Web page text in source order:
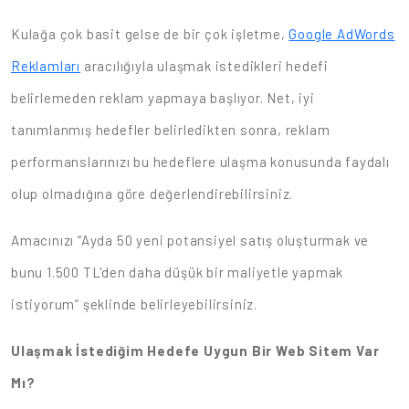
Kulağa çok basit gelse de bir çok işletme,Google AdWords
Reklamları aracılığıyla ulaşmak istedikleri hedefi
belirlemeden reklam yapmaya başlıyor. Net, iyi
tanımlanmış hedefler belirledikten sonra, reklam
performanslarınızı bu hedeflere ulaşma konusunda faydalı
olup olmadığına göre değerlendirebilirsiniz.
Amacınızı “Ayda 50 yeni potansiyel satış oluşturmak ve
bunu 1.500 TL'den daha düşük bir maliyetle yapmak
istiyorum” şeklinde belirleyebilirsiniz.
Ulaşmak İstediğim Hedefe Uygun Bir Web Sitem Var
Mı?